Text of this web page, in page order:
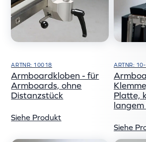
ARTNR: 10018
Armboardkloben - für
Armboards, ohne
Distanzstück
Siehe Produkt
ARTNR:
Platte,
langem
Siehe